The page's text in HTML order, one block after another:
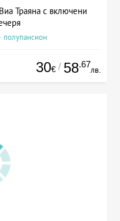
Траяна с включени
30€ / 58.67
лв.